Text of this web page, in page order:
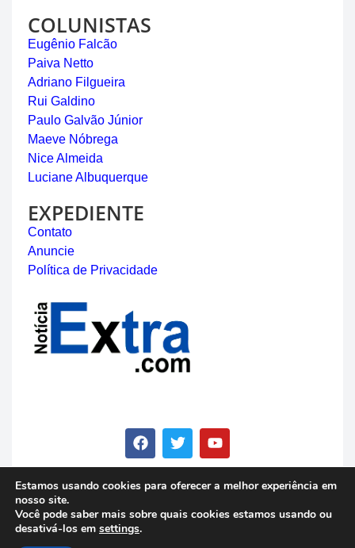
COLUNISTAS
Eugênio Falcão
Paiva Netto
Adriano Filgueira
Rui Galdino
Paulo Galvão Júnior
Maeve Nóbrega
Nice Almeida
Luciane Albuquerque
EXPEDIENTE
Contato
Anuncie
Política de Privacidade
© Copyright 2023 - Notícia Extra - Todos os direitos
reservados
Estamos usando cookies para oferecer a melhor experiência em
nosso site.
Você pode saber mais sobre quais cookies estamos usando ou
desativá-los em settings.